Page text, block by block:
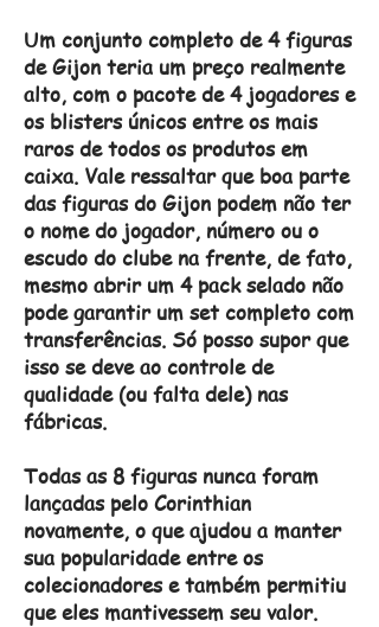
Um conjunto completo de 4 figuras
de Gijon teria um preço realmente
alto, com o pacote de 4 jogadores e
os blisters únicos entre os mais
raros de todos os produtos em
caixa. Vale ressaltar que boa parte
das figuras do Gijon podem não ter
o nome do jogador, número ou o
escudo do clube na frente, de fato,
mesmo abrir um 4 pack selado não
pode garantir um set completo com
transferências. Só posso supor que
isso se deve ao controle de
qualidade (ou falta dele) nas
fábricas.
Todas as 8 figuras nunca foram
lançadas pelo Corinthian
novamente, o que ajudou a manter
sua popularidade entre os
colecionadores e também permitiu
que eles mantivessem seu valor.